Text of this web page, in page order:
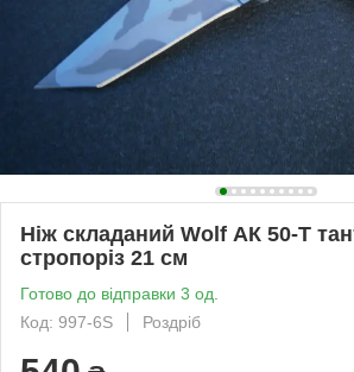
Ніж складаний Wolf АК 50-Т
стропоріз 21 см
Готово до відправки 3 од.
Код: 997-6S
Роздріб